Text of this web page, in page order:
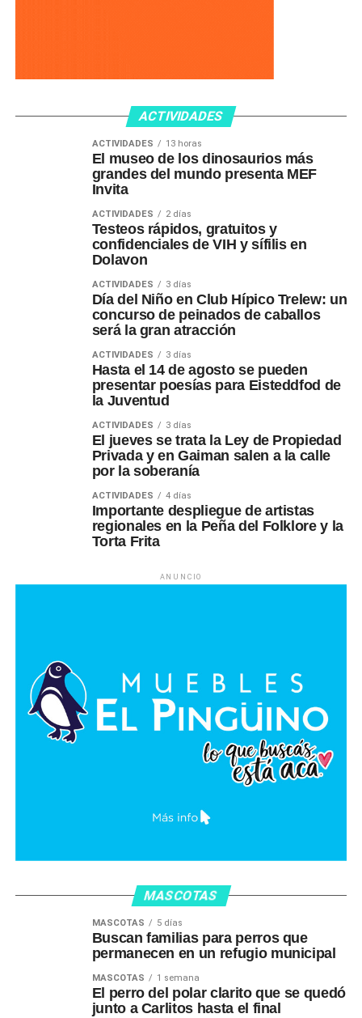
ACTIVIDADES
ACTIVIDADES 13 horas
El museo de los dinosaurios más
grandes del mundo presenta MEF
Invita
ACTIVIDADES 2 días
Testeos rápidos, gratuitos y
confidenciales de VIH y sífilis en
Dolavon
ACTIVIDADES 3 días
Día del Niño en Club Hípico Trelew: un
concurso de peinados de caballos
será la gran atracción
ACTIVIDADES 3 días
Hasta el 14 de agosto se pueden
presentar poesías para Eisteddfod de
la Juventud
ACTIVIDADES 3 días
El jueves se trata la Ley de Propiedad
Privada y en Gaiman salen a la calle
por la soberanía
ACTIVIDADES 4 días
Importante despliegue de artistas
regionales en la Peña del Folklore y la
Torta Frita
ANUNCIO
MASCOTAS
MASCOTAS 5 días
Buscan familias para perros que
permanecen en un refugio municipal
MASCOTAS 1 semana
El perro del polar clarito que se quedó
junto a Carlitos hasta el final